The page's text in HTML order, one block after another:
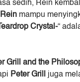
sedih, Rein
Rein mampu
Crystal-“
Grill and the
Peter Grill juga